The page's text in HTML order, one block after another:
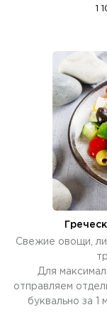
1
Свежие овощи,
Для
отправляем
буквально за